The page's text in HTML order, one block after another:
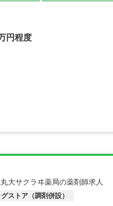
円程度
サクラヰ薬局の薬剤師求人
グストア（調剤併設）